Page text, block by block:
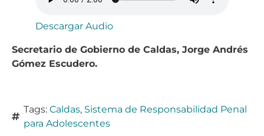
Descargar Audio
Secretario de Gobierno de Caldas, Jorge Andrés
Gómez Escudero.
Tags: Caldas, Sistema de Responsabilidad Penal
para Adolescentes